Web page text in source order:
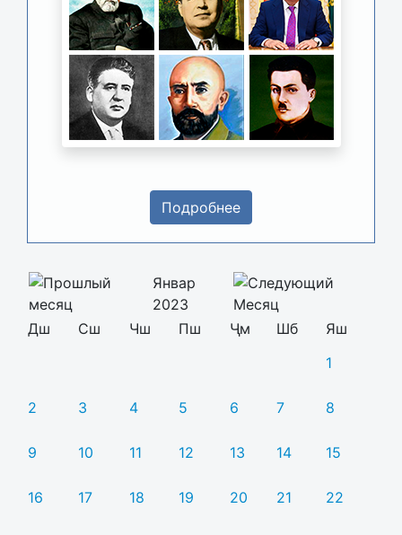
Подробнее
Январ
2023
Дш
Сш Чш Пш Ҷм Шб
Яш
1
2 3 4 5 6 7 8
9 10 11 12 13 14 15
16 17 18 19 20 21 22